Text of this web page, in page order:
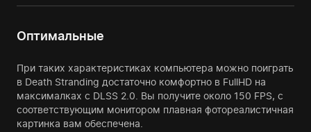
Оптимальные
При таких характеристиках компьютера можно поиграть
в Death Stranding достаточно комфортно в FullHD на
максималках с DLSS 2.0. Вы получите около 150 FPS, с
соответствующим монитором плавная фотореалистичная
картинка вам обеспечена.